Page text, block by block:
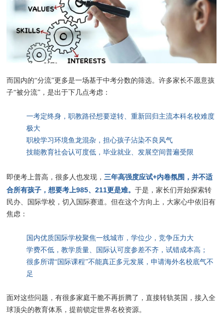
而国内的“分流”更多是一场基于中考分数的筛选。许多家长不愿意孩
子“被分流”，是出于下几点考虑：
一考定终身，职教路径想要逆转、重新回归主流本科名校难度
极大
职校学习环境鱼龙混杂，担心孩子沾染不良风气
技能教育社会认可度低，毕业就业、发展空间普遍受限
即便考上普高，很多人也发现，三年高强度应试+内卷氛围，并不适
合所有孩子，想要考上985、211更是难。于是，家长们开始探索转
民办、国际学校，切入国际赛道。但在这个方向上，大家心中依旧有
焦虑：
国内优质国际学校聚焦一线城市，学位少，竞争压力大
学费不低，教学质量、国际认可度参差不齐，试错成本高；
很多所谓“国际课程”不能真正多元发展，申请海外名校底气不
足
面对这些问题，有很多家庭干脆不再折腾了，直接转轨英国，接入全
球顶尖的教育体系，提前锁定世界名校资源。